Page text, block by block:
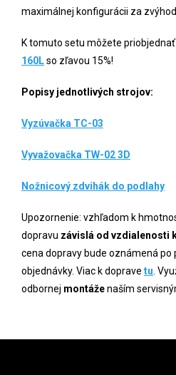
maximálnej konfigurácii za
K tomuto setu môžete priobjednať
160Lso zľavou 15%!
Popisy jednotlivých strojov:
Vyzúvačka TC-03
Vyvažovačka TW-02 3D
Nožnicový zdvihák do podlahy
Upozornenie: vzhľadom k
dopravu závislá od vzdialenosti
cena dopravy bude oznámená po
objednávky. Viac k doprave tu .
odbornej montáženaším